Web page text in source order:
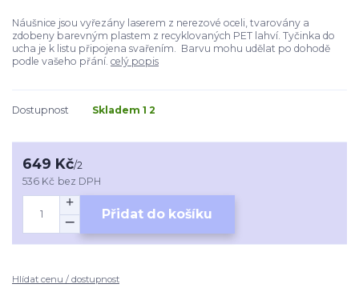
Náušnice jsou vyřezány laserem z nerezové oceli, tvarovány a
zdobeny barevným plastem z recyklovaných PET lahví. Tyčinka do
ucha je k listu připojena svařením. Barvu mohu udělat po dohodě
podle vašeho přání. celý popis
Dostupnost Skladem 1 2
649 Kč/2
536 Kč bez DPH
Přidat do košíku
Hlídat cenu / dostupnost